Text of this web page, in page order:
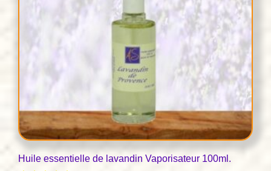
Huile essentielle de lavandin Vaporisateur 100ml.